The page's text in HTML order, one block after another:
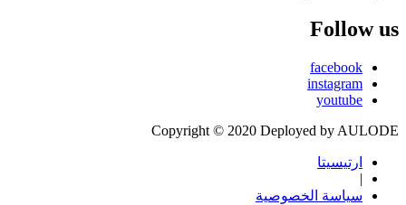
Follow us
facebook
instagram
youtube
Copyright © 2020 Deployed by AULODE
ارتيسيتا
|
سياسة الخصوصية